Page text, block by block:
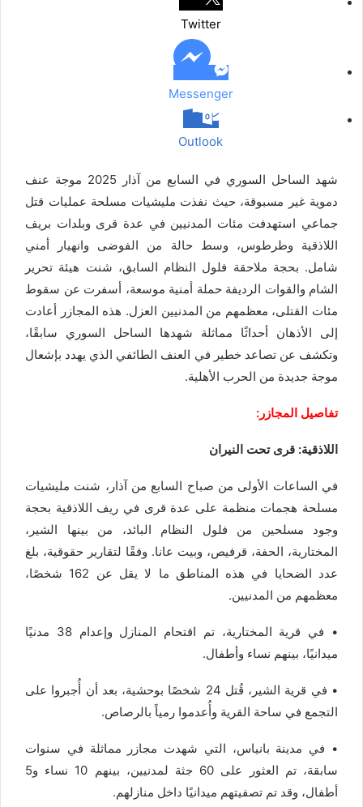
Twitter
Messenger
Outlook
شهد الساحل السوري في السابع من آذار 2025 موجة عنف
دموية غير مسبوقة، حيث نفذت مليشيات مسلحة عمليات قتل
جماعي استهدفت مئات المدنيين في عدة قرى وبلدات بريف
اللاذقية وطرطوس، وسط حالة من الفوضى وانهيار أمني
شامل. بحجة ملاحقة فلول النظام السابق، شنت هيئة تحرير
الشام والقوات الرديفة حملة أمنية موسعة، أسفرت عن سقوط
مئات القتلى، معظمهم من المدنيين العزل. هذه المجازر أعادت
إلى الأذهان أحداثًا مماثلة شهدها الساحل السوري سابقًا،
وتكشف عن تصاعد خطير في العنف الطائفي الذي يهدد بإشعال
موجة جديدة من الحرب الأهلية.
تفاصيل المجازر:
اللاذقية: قرى تحت النيران
في الساعات الأولى من صباح السابع من آذار، شنت مليشيات
مسلحة هجمات منظمة على عدة قرى في ريف اللاذقية بحجة
وجود مسلحين من فلول النظام البائد، من بينها الشير،
المختارية، الحفة، قرفيص، وبيت عانا. وفقًا لتقارير حقوقية، بلغ
عدد الضحايا في هذه المناطق ما لا يقل عن 162 شخصًا
،
معظمهم من المدنيين.
• في قرية المختارية
، تم اقتحام المنازل وإعدام 38 مدنيًا
ميدانيًا، بينهم نساء وأطفال.
• في قرية الشير
، قُتل 24 شخصًا بوحشية، بعد أن أُجبروا على
التجمع في ساحة القرية وأُعدموا رمياً بالرصاص.
• في مدينة بانياس، التي شهدت مجازر مماثلة في سنوات
سابقة، تم العثور على 60 جثة
لمدنيين، بينهم 10 نساء و5
أطفال، وقد تم تصفيتهم ميدانيًا داخل منازلهم.